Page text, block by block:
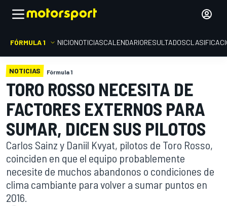
FÓRMULA 1 INICIONOTICIASCALENDARIORESULTADOS
NOTICIAS Fórmula 1
TORO ROSSO NECESITA DE
FACTORES EXTERNOS PARA
SUMAR, DICEN SUS PILOTOS
Carlos Sainz y Daniil Kvyat, pilotos de Toro Rosso,
coinciden en que el equipo probablemente
necesite de muchos abandonos o condiciones de
clima cambiante para volver a sumar puntos en
2016.